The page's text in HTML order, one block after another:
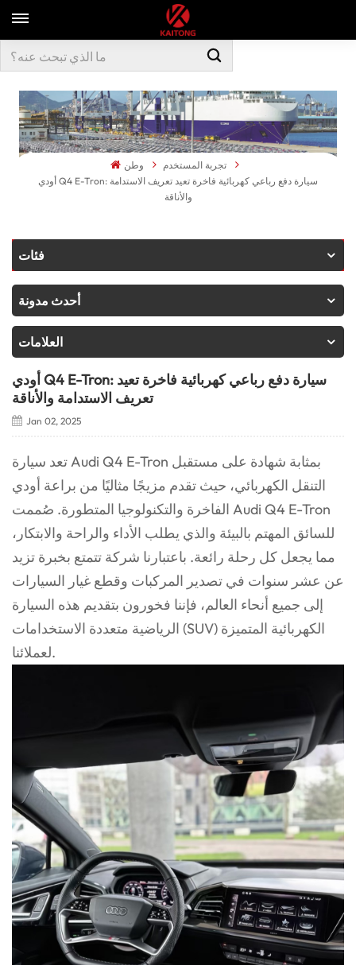
وطن
تجربة المستخدم
أودي Q4 E-Tron: سيارة دفع رباعي كهربائية فاخرة تعيد تعريف الاستدامة
والأناقة
فئات
أحدث مدونة
العلامات
أودي Q4 E-Tron: سيارة دفع رباعي كهربائية فاخرة تعيد
تعريف الاستدامة والأناقة
Jan 02, 2025
تعد سيارة Audi Q4 E-Tron بمثابة شهادة على مستقبل
التنقل الكهربائي، حيث تقدم مزيجًا مثاليًا من براعة أودي
الفاخرة والتكنولوجيا المتطورة. صُممت Audi Q4 E-Tron
للسائق المهتم بالبيئة والذي يطلب الأداء والراحة والابتكار،
مما يجعل كل رحلة رائعة. باعتبارنا شركة تتمتع بخبرة تزيد
عن عشر سنوات في تصدير المركبات وقطع غيار السيارات
إلى جميع أنحاء العالم، فإننا فخورون بتقديم هذه السيارة
الرياضية متعددة الاستخدامات (SUV) الكهربائية المتميزة
لعملائنا.